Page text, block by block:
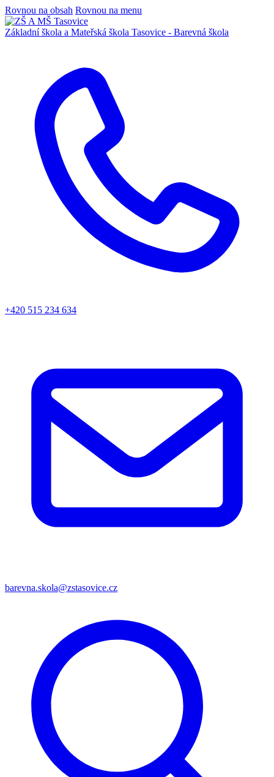
Rovnou na obsah Rovnou na menu
Základní škola a Mateřská škola Tasovice - Barevná škola
+420 515 234 634
barevna.skola@zstasovice.cz